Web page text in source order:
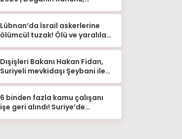
Lübnan’da İsrail askerlerine
ölümcül tuzak! Ölü ve yaralılar
Dışişleri Bakanı Hakan Fidan,
Suriyeli mevkidaşı Şeybani ile
6 binden fazla kamu çalışanı
işe geri alındı! Suriye’de